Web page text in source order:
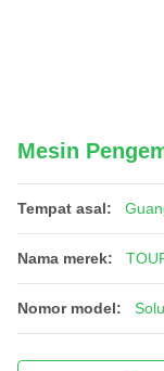
Mesin
Tempat asal:
Nama merek:
Nomor model: